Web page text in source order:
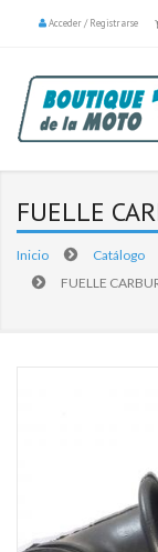
Acceder/Registrarse
FUELLE
Inicio Catálogo
FUELLE